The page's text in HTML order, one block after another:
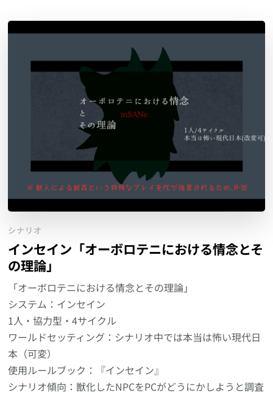
シナリオ
インセイン「オーボロテニにおける情念とそ
の理論」
「オーボロテニにおける情念とその理論」
システム：インセイン
1人・協力型・4サイクル
ワールドセッティング：シナリオ中では本当は怖い現代日
本（可変）
使用ルールブック：『インセイン』
シナリオ傾向：獣化したNPCをPCがどうにかしようと調査